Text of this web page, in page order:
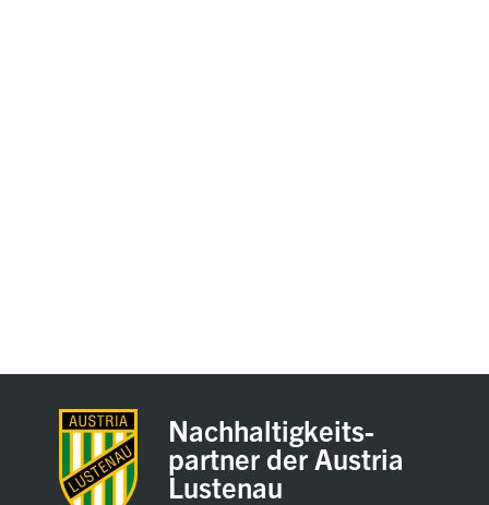
Nachhaltigkeits-
partner der Austria
Lustenau